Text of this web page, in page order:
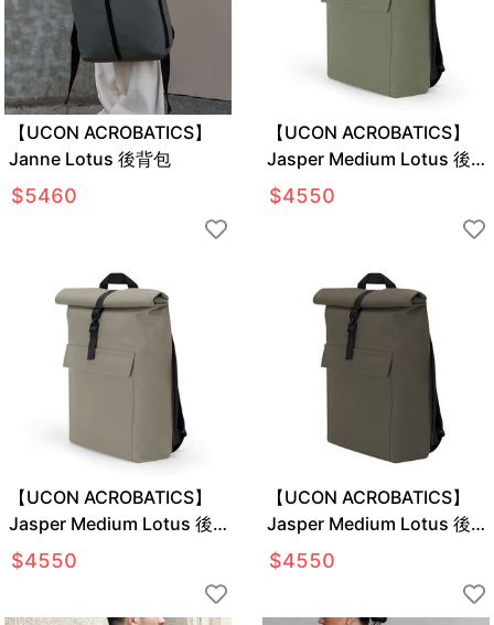
【UCON ACROBATICS】
Janne Lotus 後背包
$5460
【UCON ACROBATICS】
Jasper Medium Lotus 後
背包
$4550
【UCON ACROBATICS】
Jasper Medium Lotus 後
背包
$4550
【UCON ACROBATICS】
Jasper Medium Lotus 後
背包
$4550